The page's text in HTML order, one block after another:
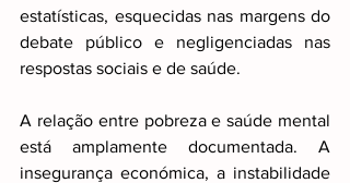
estatísticas, esquecidas nas margens do
debate público e negligenciadas nas
respostas sociais e de saúde.
A relação entre pobreza e saúde mental
está amplamente documentada. A
insegurança económica, a instabilidade